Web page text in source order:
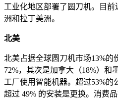
工业化地区部署了圆刀机。目前
洲和拉丁美洲。
北美
北美占据全球圆刀机市场13%的
72%，其次是加拿大（18%）和
工厂使用智能机器。超过53%的
超过 49% 的安装是更换。消费